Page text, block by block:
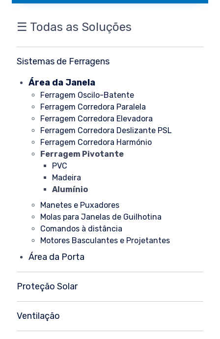
☰ Todas as Soluções
Sistemas de Ferragens
Área da Janela
Ferragem Oscilo-Batente
Ferragem Corredora Paralela
Ferragem Corredora Elevadora
Ferragem Corredora Deslizante PSL
Ferragem Corredora Harmónio
Ferragem Pivotante
PVC
Madeira
Alumínio
Manetes e Puxadores
Molas para Janelas de Guilhotina
Comandos à distância
Motores Basculantes e Projetantes
Área da Porta
Proteção Solar
Ventilação